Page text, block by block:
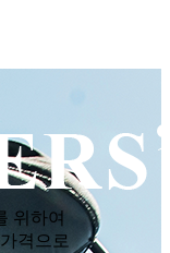
위하여
격으로